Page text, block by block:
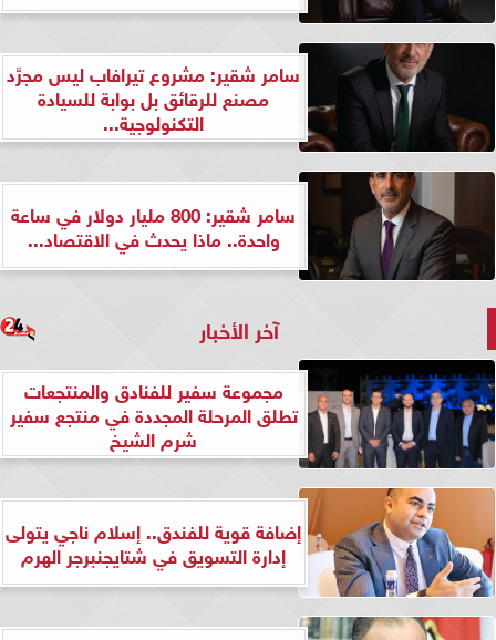
سامر شقير: مشروع تيرافاب ليس مجرَّد
مصنع للرقائق بل بوابة للسيادة
التكنولوجية...
سامر شقير: 800 مليار دولار في ساعة
واحدة.. ماذا يحدث في الاقتصاد...
آخر الأخبار
مجموعة سفير للفنادق والمنتجعات
تطلق المرحلة المجددة في منتجع سفير
شرم الشيخ
إضافة قوية للفندق.. إسلام ناجي يتولى
إدارة التسويق في شتايجنبرجر الهرم